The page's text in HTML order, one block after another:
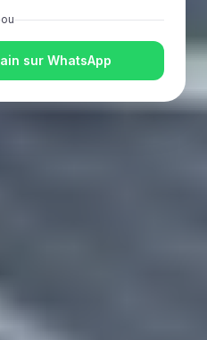
ou
sur WhatsApp